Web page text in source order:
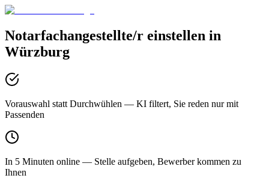
Notarfachangestellte/r einstellen in
Würzburg
Vorauswahl statt Durchwühlen — KI filtert, Sie reden nur mit
Passenden
In 5 Minuten online — Stelle aufgeben, Bewerber kommen zu
Ihnen